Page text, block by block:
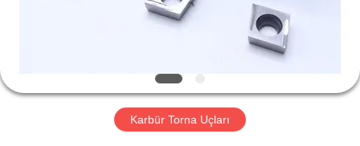
BIZIMLE
Karbür Torna Uçları